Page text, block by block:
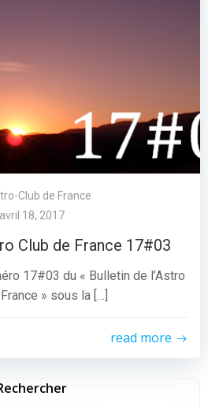
Club de France
avril 18, 2017
Club de France 17#03
17#03 du « Bulletin de l’Astro
» sous la […]
read more